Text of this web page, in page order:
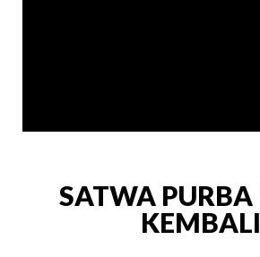
SATWA PURBA
KEMBALI